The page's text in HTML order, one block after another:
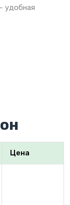
удобная
Цена